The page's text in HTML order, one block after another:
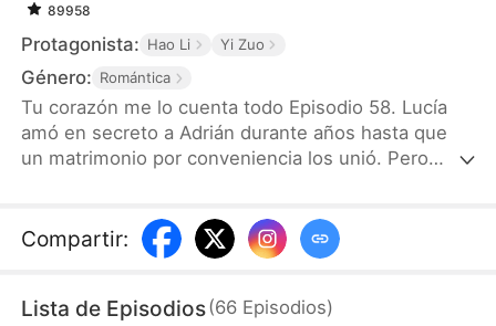
89958
Protagonista: Hao Li Yi Zuo
Género: Romántica
Tu corazón me lo cuenta todo Episodio 58. Lucía
amó en secreto a Adrián durante años hasta que
un matrimonio por conveniencia los unió. Pero
última noche juntos, Lucía empezó a oír los
pensamientos de su esposo y descubrió el amor
Compartir:
Lista de Episodios(66 Episodios)